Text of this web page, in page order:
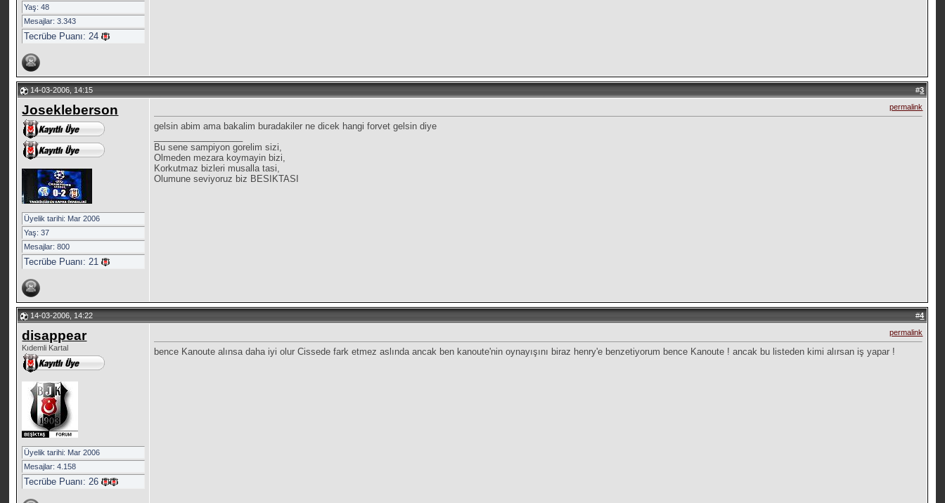
Yaş: 48
Mesajlar: 3.343
Tecrübe Puanı:24
14-03-2006, 14:15 #3
Josekleberson
Üyelik tarihi: Mar 2006
Yaş: 37
Mesajlar: 800
Tecrübe Puanı:21
permalink
gelsin abim ama bakalim buradakiler ne dicek hangi forvet gelsin diye
Bu sene sampiyon gorelim sizi,
Olmeden mezara koymayin bizi,
Korkutmaz bizleri musalla tasi,
Olumune seviyoruz biz BESIKTASI
14-03-2006, 14:22 #4
disappear
Kıdemli Kartal
Üyelik tarihi: Mar 2006
Mesajlar: 4.158
Tecrübe Puanı:26
permalink
bence Kanoute alınsa daha iyi olur Cissede fark etmez aslında ancak ben kanoute'nin oynayışını biraz henry'e benzetiyorum bence Kanoute ! ancak bu listeden kimi alırsan iş yapar !